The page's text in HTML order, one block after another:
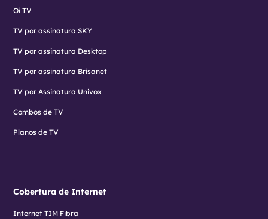
Oi TV
TV por assinatura SKY
TV por assinatura Desktop
TV por assinatura Brisanet
TV por Assinatura Univox
Combos de TV
Planos de TV
Cobertura de Internet
Internet TIM Fibra